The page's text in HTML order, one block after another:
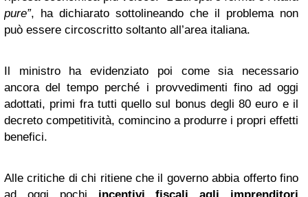
pure”, ha dichiarato sottolineando che il problema non
può essere circoscritto soltanto all’area italiana.
Il ministro ha evidenziato poi come sia necessario
ancora del tempo perché i provvedimenti fino ad oggi
adottati, primi fra tutti quello sul bonus degli 80 euro e il
decreto competitività, comincino a produrre i propri effetti
benefici.
Alle critiche di chi ritiene che il governo abbia offerto fino